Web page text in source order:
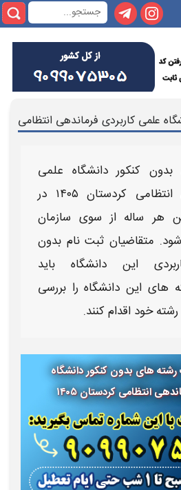
علمی کاربردی فرماندهی انتظامی
کنکور دانشگاه علمی
کردستان ۱۴۰۵
در
هر ساله از سوی سازمان
متقاضیان ثبت نام بدون
این دانشگاه
باید
های این دانشگاه را بررسی
خود اقدام کنند.
های بدون کنکور دانشگاه
انتظامی کردستان۱۴۰۵